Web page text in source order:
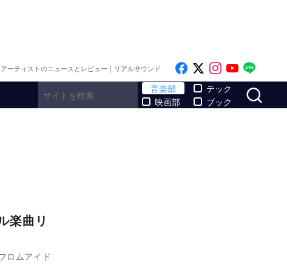
ーティストのニュースとレビュー｜リアルサウンド Like on Facebook
Follow on x
Follow on
Follow
音楽部
映画部
テック
ブック
楽曲リ
ロムアイド